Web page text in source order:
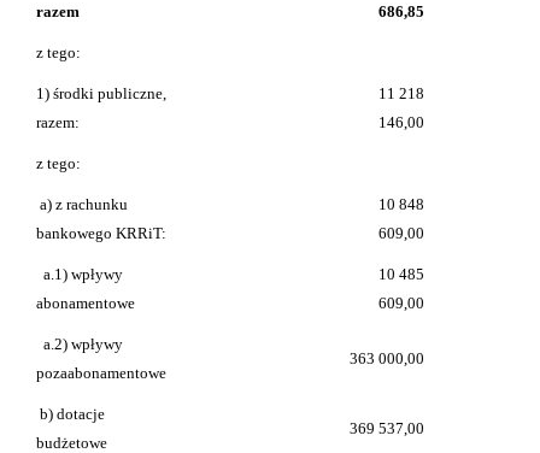
razem
686,85
z tego:
1) środki publiczne,
razem:
11 218
146,00
z tego:
a) z rachunku
bankowego KRRiT:
10 848
609,00
a.1) wpływy
abonamentowe
10 485
609,00
a.2) wpływy
pozaabonamentowe
363 000,00
b) dotacje
budżetowe
369 537,00